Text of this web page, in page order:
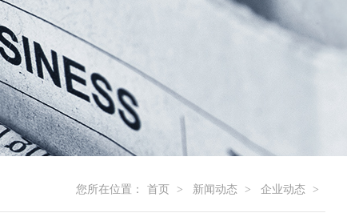
您所在位置： 首页 新闻动态 企业动态